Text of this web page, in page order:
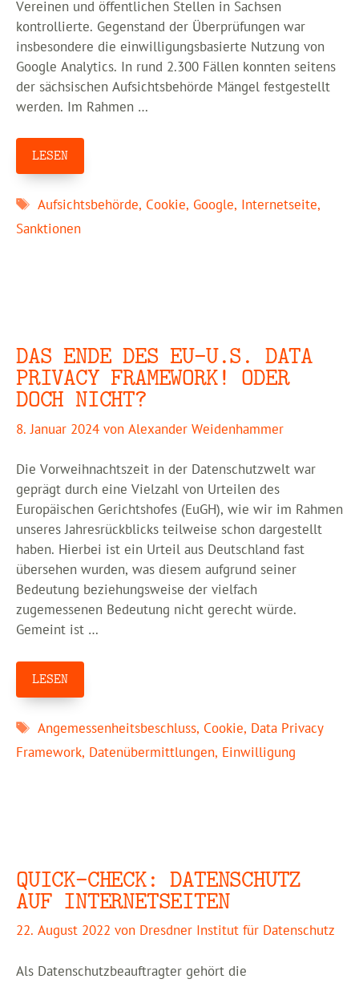
Vereinen und öffentlichen Stellen in Sachsen
kontrollierte. Gegenstand der Überprüfungen war
insbesondere die einwilligungsbasierte Nutzung von
Google Analytics. In rund 2.300 Fällen konnten seitens
der sächsischen Aufsichtsbehörde Mängel festgestellt
werden. Im Rahmen …
LESEN
Schlagwörter
Aufsichtsbehörde, Cookie, Google, Internetseite,
Sanktionen
DAS ENDE DES EU-U.S. DATA
PRIVACY FRAMEWORK! ODER
DOCH NICHT?
8. Januar 2024 von Alexander Weidenhammer
Die Vorweihnachtszeit in der Datenschutzwelt war
geprägt durch eine Vielzahl von Urteilen des
Europäischen Gerichtshofes (EuGH), wie wir im Rahmen
unseres Jahresrückblicks teilweise schon dargestellt
haben. Hierbei ist ein Urteil aus Deutschland fast
übersehen wurden, was diesem aufgrund seiner
Bedeutung beziehungsweise der vielfach
zugemessenen Bedeutung nicht gerecht würde.
Gemeint ist …
LESEN
Schlagwörter
Angemessenheitsbeschluss, Cookie, Data Privacy
Framework, Datenübermittlungen, Einwilligung
QUICK-CHECK: DATENSCHUTZ
AUF INTERNETSEITEN
22. August 2022 von Dresdner Institut für Datenschutz
Als Datenschutzbeauftragter gehört die